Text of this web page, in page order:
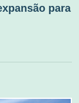
para